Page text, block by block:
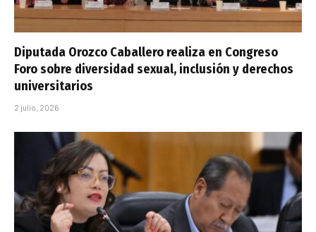
Diputada Orozco Caballero realiza en Congreso
Foro sobre diversidad sexual, inclusión y derechos
universitarios
2 julio, 2026